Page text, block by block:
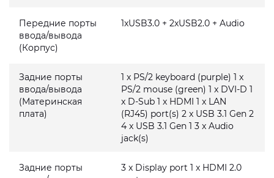
Передние порты
ввода/вывода
(Корпус)
1xUSB3.0 + 2xUSB2.0 + Audio
Задние порты
ввода/вывода
(Материнская
плата)
1 x PS/2 keyboard (purple) 1 x
PS/2 mouse (green) 1 x DVI-D 1
x D-Sub 1 x HDMI 1 x LAN
(RJ45) port(s) 2 x USB 3.1 Gen 2
4 x USB 3.1 Gen 1 3 x Audio
jack(s)
Задние порты
3 x Display port 1 x HDMI 2.0